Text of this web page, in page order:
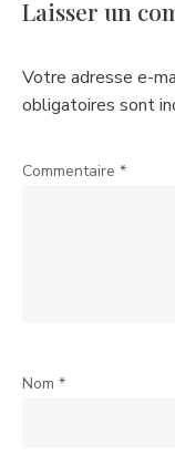
Laisser un
Votre adresse e-
obligatoires sont
Commentaire *
Nom *